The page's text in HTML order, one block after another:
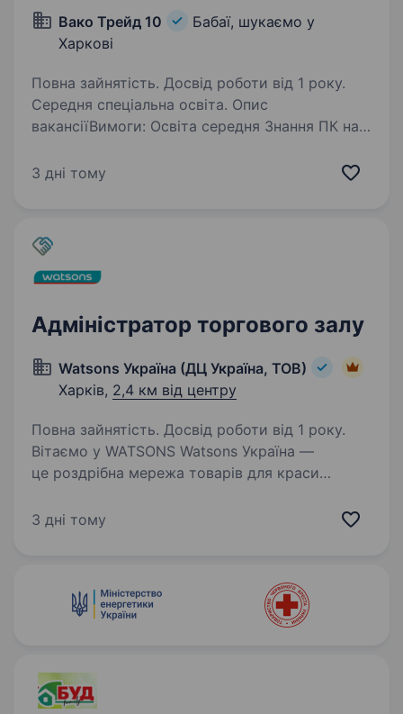
Вако Трейд 10
Бабаї, шукаємо у
Харкові
Повна зайнятість. Досвід роботи від 1 року.
Середня спеціальна освіта. Опис
вакансіїВимоги: Освіта середня Знання ПК на
касиром та знання касової дисципліни
на результат…
3 дні тому
Адміністратор торгового залу
Watsons Україна (ДЦ Україна, ТОВ)
Харків, 2,4 км від центру
Повна зайнятість. Досвід роботи від 1 року.
Вітаємо у WATSONS Watsons Україна —
це роздрібна мережа товарів для краси
сім'ї A.S. Watson Group: найбільшої у світі
3 дні тому